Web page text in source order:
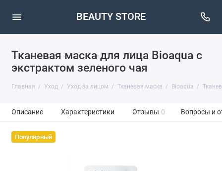
BEAUTY STORE
Тканевая маска для лица Bioaqua с
экстрактом зеленого чая
Главная Уход Уход за лицом Тканевая маска Bioaqua
Описание Характеристики Отзывы 0 Вопросы и
Популярный